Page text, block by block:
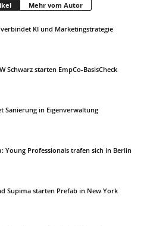
Mehr vom Autor
KI und Marketingstrategie
Schwarz starten EmpCo-BasisCheck
Sanierung in Eigenverwaltung
Young Professionals trafen sich in Berlin
Supima starten Prefab in New York